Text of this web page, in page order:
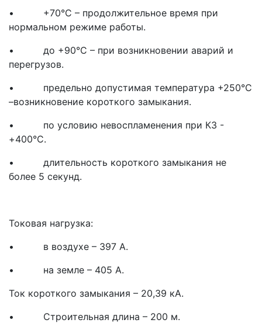
• +70°С – продолжительное время при
нормальном режиме работы.
• до +90°С – при возникновении аварий и
перегрузов.
• предельно допустимая температура +250°С
–возникновение короткого замыкания.
• по условию невоспламенения при КЗ -
+400°С.
• длительность короткого замыкания не
более 5 секунд.
Токовая нагрузка:
• в воздухе – 397 А.
• на земле – 405 А.
Ток короткого замыкания – 20,39 кА.
• Строительная длина – 200 м.